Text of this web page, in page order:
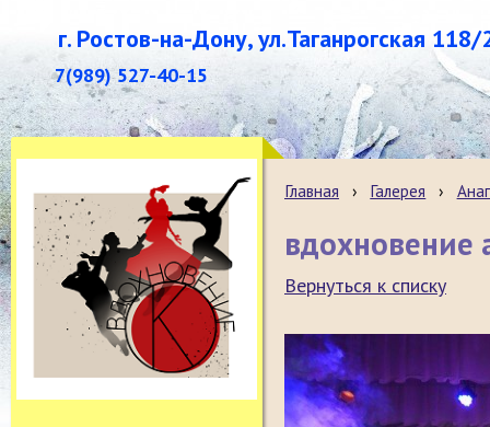
г. Ростов-на-Дону, ул.Таганрогская 118/
7(989) 527-40-15
Главная › Галерея ›
вдохновение
Вернуться к списку